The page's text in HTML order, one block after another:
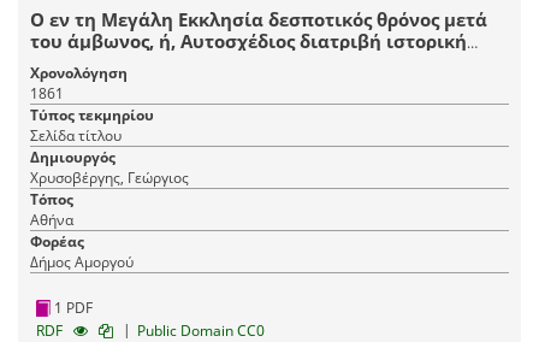
Ο εν τη Μεγάλη Εκκλησία δεσποτικός θρόνος μετά
του άμβωνος, ή, Αυτοσχέδιος διατριβή ιστορική
αρχαιολογική και φιλολογική
Χρονολόγηση
1861
Τύπος τεκμηρίου
Σελίδα τίτλου
Δημιουργός
Χρυσοβέργης, Γεώργιος
Τόπος
Αθήνα
Φορέας
Δήμος Αμοργού
1 PDF
RDF
| Public Domain CC0